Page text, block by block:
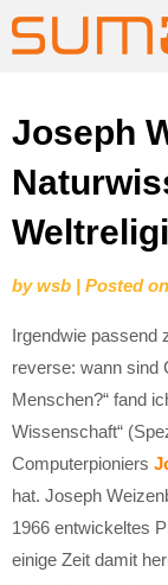
Skip
content
Joseph
bywsb | Posted on
Irgendwie passend
reverse: wann sind
Menschen?“ fand
Wissenschaft“
Computerpioniers
hat. Joseph
1966 entwickeltes
einige Zeit damit